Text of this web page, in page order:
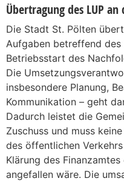
Übertragung des LUP an
Die Stadt St. Pölten
Aufgaben betreffend
Betriebsstart des
Die
insbesondere Planung,
Kommunikation – geht
Dadurch leistet die
Zuschuss und muss
des öffentlichen
Klärung des
angefallen wäre. Die